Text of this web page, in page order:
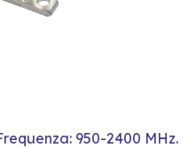
950-2400 MHz.